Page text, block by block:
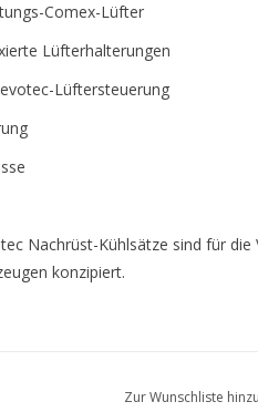
Comex-Lüfter
Lüfterhalterungen
Lüftersteuerung
Nachrüst-Kühlsätze sind für
konzipiert.
Zur Wunschliste